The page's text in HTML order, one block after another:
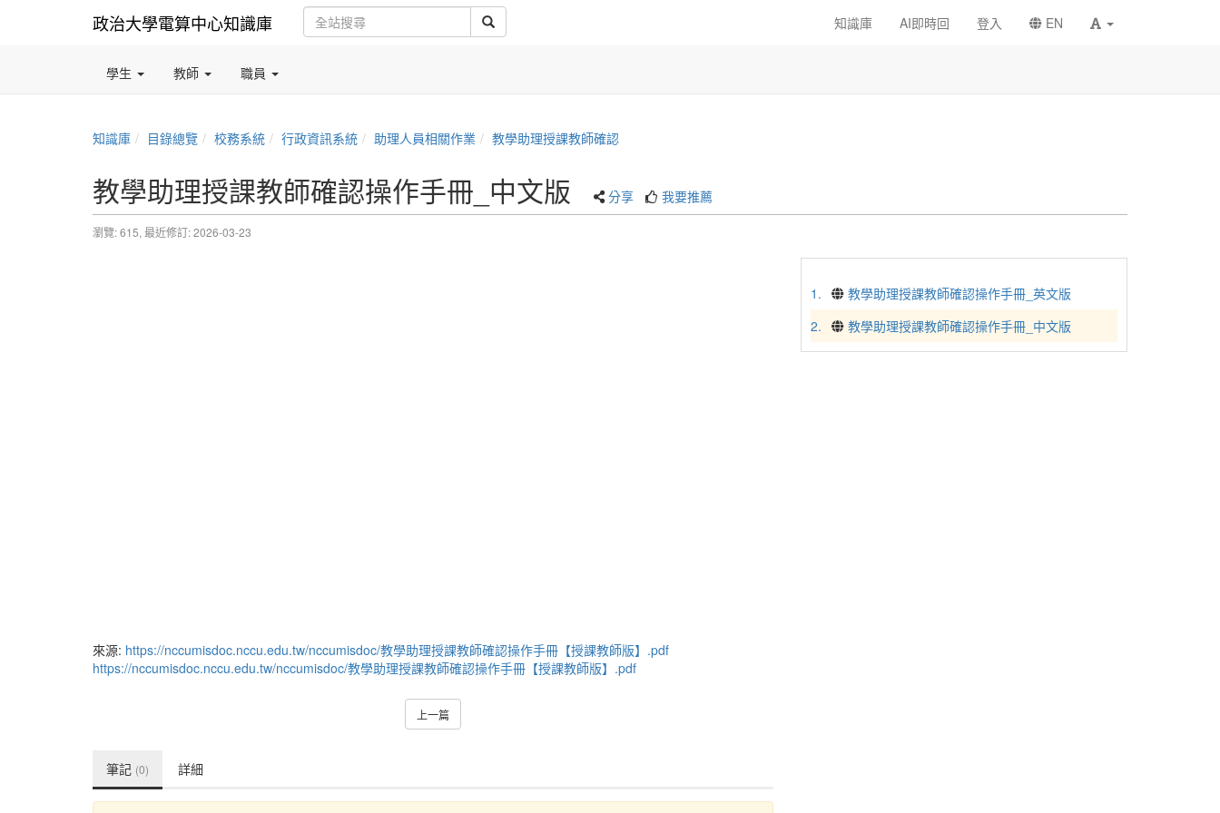
政治大學電算中心知識庫 知識庫 AI即時回 登入 EN
學生 教師 職員
知識庫 目錄總覽 校務系統 行政資訊系統 助理人員相關作業 教學助理授課教師確認
教學助理授課教師確認操作手冊_中文版 分享 我要推薦
瀏覽: 615, 最近修訂: 2026-03-23
來源: https://nccumisdoc.nccu.edu.tw/nccumisdoc/教學助理授課教師確認操作手冊【授課教師版】.pdf
https://nccumisdoc.nccu.edu.tw/nccumisdoc/教學助理授課教師確認操作手冊【授課教師版】.pdf
上一篇
筆記 (0) 詳細
1.
教學助理授課教師確認操作手冊_英文版
2.
教學助理授課教師確認操作手冊_中文版